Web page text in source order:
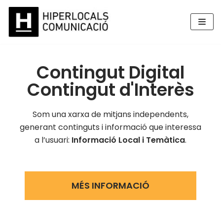
Skip
content
Contingut Digital
Contingut d'Interès
Som una xarxa de mitjans independents,
generant continguts i informació que interessa
a l’usuari: Informació Local i Temàtica.
MÉS INFORMACIÓ